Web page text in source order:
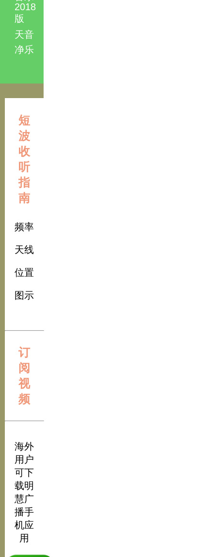
2018
版
天音
净乐
短
波
收
听
指
南
频率
天线
位置
图示
订
阅
视
频
海外
用户
可下
载明
慧广
播手
机应
用